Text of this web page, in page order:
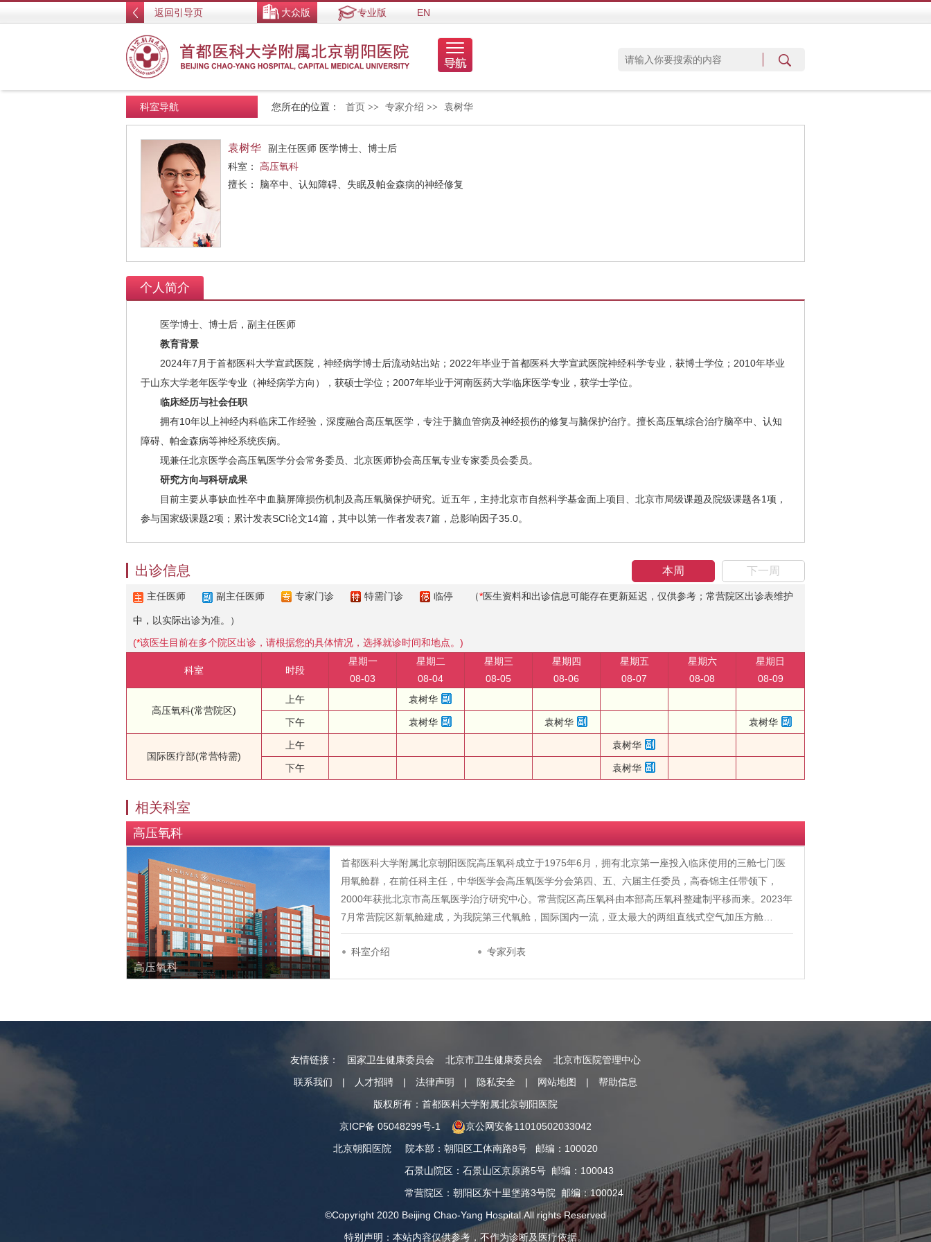
返回引导页 大众版 专业版 EN
您所在的位置： 首页 >> 专家介绍 >> 袁树华
科室导航
袁树华
副主任医师 医学博士、博士后
科室： 高压氧科
擅长： 脑卒中、认知障碍、失眠及帕金森病的神经修复
个人简介
医学博士、博士后，副主任医师
教育背景
2024年7月于首都医科大学宣武医院，神经病学博士后流动站出站；2022年毕业于首都医科大学宣武医院神经科学专业，获博士学位；2010年毕业
于山东大学老年医学专业（神经病学方向），获硕士学位；2007年毕业于河南医药大学临床医学专业，获学士学位。
临床经历与社会任职
拥有10年以上神经内科临床工作经验，深度融合高压氧医学，专注于脑血管病及神经损伤的修复与脑保护治疗。擅长高压氧综合治疗脑卒中、认知
障碍、帕金森病等神经系统疾病。
现兼任北京医学会高压氧医学分会常务委员、北京医师协会高压氧专业专家委员会委员。
研究方向与科研成果
目前主要从事缺血性卒中血脑屏障损伤机制及高压氧脑保护研究。近五年，主持北京市自然科学基金面上项目、北京市局级课题及院级课题各1项，
参与国家级课题2项；累计发表SCI论文14篇，其中以第一作者发表7篇，总影响因子35.0。
本周 下一周
出诊信息
主任医师 副主任医师 专家门诊 特需门诊 临停 （*医生资料和出诊信息可能存在更新延迟，仅供参考；常营院区出诊表维护
中，以实际出诊为准。）
(*该医生目前在多个院区出诊，请根据您的具体情况，选择就诊时间和地点。)
科室 时段
星期一
08-03
星期二
08-04
星期三
08-05
星期四
08-06
星期五
08-07
星期六
08-08
星期日
08-09
高压氧科(常营院区)
上午 袁树华
下午 袁树华 袁树华 袁树华
国际医疗部(常营特需)
上午 袁树华
下午 袁树华
相关科室
高压氧科
高压氧科
首都医科大学附属北京朝阳医院高压氧科成立于1975年6月，拥有北京第一座投入临床使用的三舱七门医
用氧舱群，在前任科主任，中华医学会高压氧医学分会第四、五、六届主任委员，高春锦主任带领下，
2000年获批北京市高压氧医学治疗研究中心。常营院区高压氧科由本部高压氧科整建制平移而来。2023年
7月常营院区新氧舱建成，为我院第三代氧舱，国际国内一流，亚太最大的两组直线式空气加压方舱…
科室介绍 专家列表
友情链接： 国家卫生健康委员会 北京市卫生健康委员会
北京市医院管理中心
联系我们
| 人才招聘 | 法律声明 | 隐私安全 | 网站地图 |
帮助信息
版权所有：首都医科大学附属北京朝阳医院
京ICP备 05048299号-1
京公网安备11010502033042
北京朝阳医院
院本部 ： 朝阳区工体南路8号 邮编：100020
石景山院区 ： 石景山区京原路5号 邮编：100043
常营院区 ： 朝阳区东十里堡路3号院 邮编：100024
©Copyright 2020 Beijing Chao-Yang Hospital.All rights Reserved
特别声明：本站内容仅供参考，不作为诊断及医疗依据。